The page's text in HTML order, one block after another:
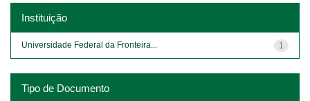
Instituição
1
Universidade Federal da Fronteira...
Tipo de Documento